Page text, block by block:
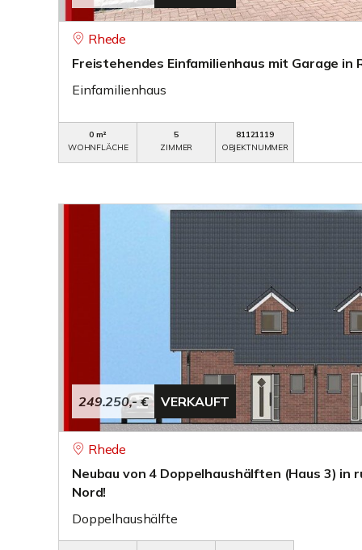
Rhede
Freistehendes Einfamilienhaus mit Garage in
Einfamilienhaus
0 m²
WOHNFLÄCHE
5
ZIMMER
81121119
OBJEKTNUMMER
249.250,- € VERKAUFT
Rhede
Neubau von 4 Doppelhaushälften (Haus 3) in
Nord!
Doppelhaushälfte